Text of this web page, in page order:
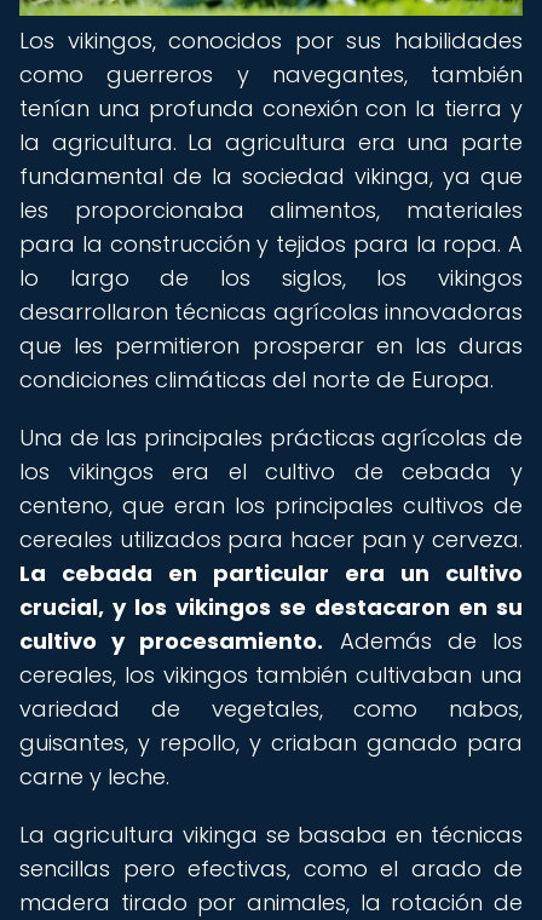
Los vikingos, conocidos por sus habilidades
como guerreros y navegantes, también
tenían una profunda conexión con la tierra y
la agricultura. La agricultura era una parte
fundamental de la sociedad vikinga, ya que
les proporcionaba alimentos, materiales
para la construcción y tejidos para la ropa. A
lo largo de los siglos, los vikingos
desarrollaron técnicas agrícolas innovadoras
que les permitieron prosperar en las duras
condiciones climáticas del norte de Europa.
Una de las principales prácticas agrícolas de
los vikingos era el cultivo de cebada y
centeno, que eran los principales cultivos de
cereales utilizados para hacer pan y cerveza.
La cebada en particular era un cultivo
crucial, y los vikingos se destacaron en su
cultivo y procesamiento. Además de los
cereales, los vikingos también cultivaban una
variedad de vegetales, como nabos,
guisantes, y repollo, y criaban ganado para
carne y leche.
La agricultura vikinga se basaba en técnicas
sencillas pero efectivas, como el arado de
madera tirado por animales, la rotación de